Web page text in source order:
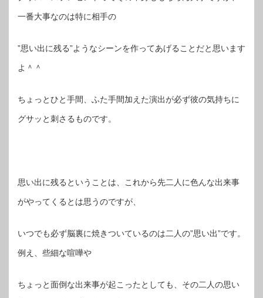
一番大事なのは特に相手の
”思い出に残る”ようなシーンを作ってあげることだと思います
よ＾＾
ちょっとひと手間、ふた手間加えた演出が必ず彼の気持ちに
グサッと刺さるものです。
思い出に残るということは、これから先二人に色んな出来事
がやってくるとは思うのですが、
いつでも必ず脳裏に焼きついているのは二人の”思い出”です。
例え、些細な喧嘩や
ちょっと面倒な出来事が起こったとしても、その二人の思い